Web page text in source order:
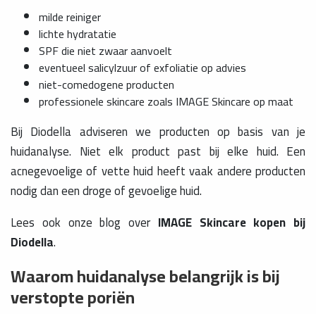
milde reiniger
lichte hydratatie
SPF die niet zwaar aanvoelt
eventueel salicylzuur of exfoliatie op advies
niet-comedogene producten
professionele skincare zoals IMAGE Skincare op maat
Bij Diodella adviseren we producten op basis van je
huidanalyse. Niet elk product past bij elke huid. Een
acnegevoelige of vette huid heeft vaak andere producten
nodig dan een droge of gevoelige huid.
Lees ook onze blog over IMAGE Skincare kopen bij
Diodella.
Waarom huidanalyse belangrijk is bij
verstopte poriën